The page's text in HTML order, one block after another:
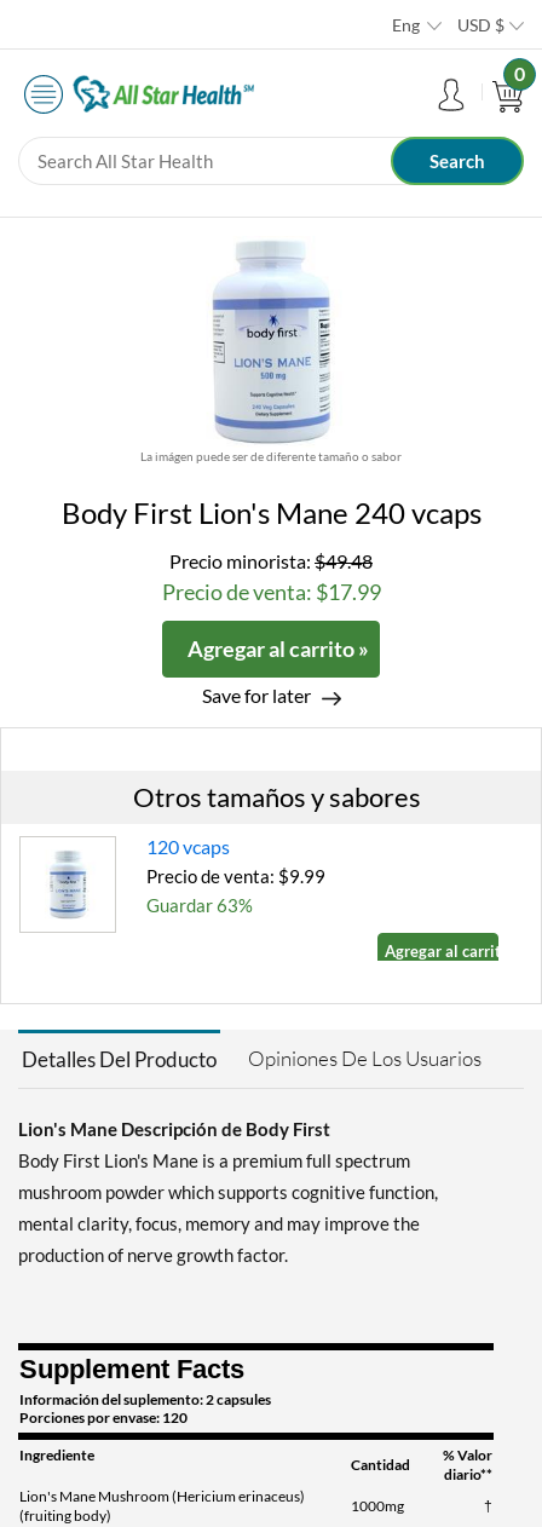
Eng USD $
0
La imágen puede ser de diferente tamaño o sabor
Body First Lion's Mane 240 vcaps
Precio minorista: $49.48
Precio de venta: $17.99
Agregar al carrito »
Save for later
Otros tamaños y sabores
120 vcaps
Precio de venta: $9.99
Guardar 63%
Agregar al carrito »
Detalles Del Producto Opiniones De Los Usuarios
Lion's Mane Descripción de Body First
Body First Lion's Mane is a premium full spectrum
mushroom powder which supports cognitive function,
mental clarity, focus, memory and may improve the
production of nerve growth factor.
Supplement Facts
Información del suplemento: 2 capsules
Porciones por envase: 120
Ingrediente
Cantidad
% Valor
diario**
Lion's Mane Mushroom (Hericium erinaceus)
(fruiting body)
1000mg †